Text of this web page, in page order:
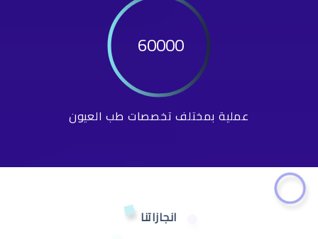
60000
عملية بمختلف تخصصات طب العيون
انجازاتنا